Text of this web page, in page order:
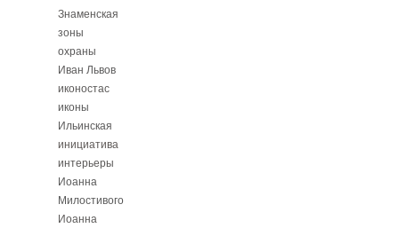
Знаменская
зоны
охраны
Иван Львов
иконостас
иконы
Ильинская
инициатива
интерьеры
Иоанна
Милостивого
Иоанна